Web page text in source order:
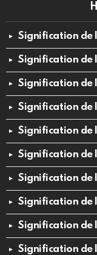
Signification de
Signification de
Signification de
Signification de
Signification de
Signification de
Signification de
Signification de
Signification de
Signification de